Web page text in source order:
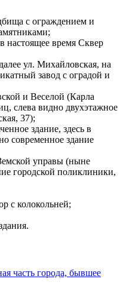
с ограждением и
время Сквер
ул. Михайловская, на
завод с оградой и
и Веселой (Карла
слева видно двухэтажное
37);
здание, здесь в
современное здание
управы (ныне
городской поликлиники,
с колокольней;